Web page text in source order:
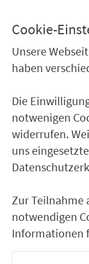
VGN-
Cookie-
Unsere
haben
Die
notwenigen
widerrufen.
uns
Zur Teilnahme
notwendigen
Informationen